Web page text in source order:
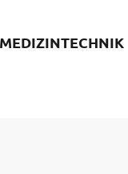
MEDIZINTECHNIK